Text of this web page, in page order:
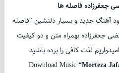
جعفرزاده فاصله ها
آهنگ جدید و بسیار دلنشین “فاصله
جعفرزاده بهمراه متن و دو کیفیت
Download Music“Morteza